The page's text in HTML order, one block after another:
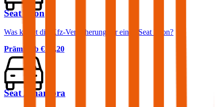
Seat Leon
Was kostet die Kfz-Versicherung für einen Seat Leon?
Prämie ab € 52,20
Seat Alhambra